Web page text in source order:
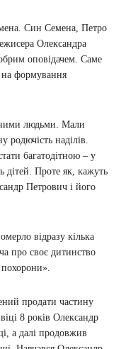
Син Семена, Петро
Олександра
оповідачем. Саме
на формування
людьми. Мали
наділів.
багатодітною – у
дітей. Проте як, кажуть
Петрович і його
відразу кілька
про своє дитинство
продати частину
8 років Олександр
а далі продовжив